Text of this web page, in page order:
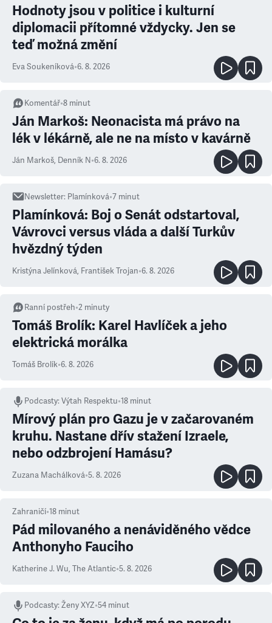
Hodnoty jsou v politice i kulturní
diplomacii přítomné vždycky. Jen se
teď možná změní
Eva Soukeníková•6. 8. 2026
Komentář•8 minut
Ján Markoš: Neonacista má právo na
lék v lékárně, ale ne na místo v kavárně
Ján Markoš, Denník N•6. 8. 2026
Newsletter: Plamínková•7 minut
Plamínková: Boj o Senát odstartoval,
Vávrovci versus vláda a další Turkův
hvězdný týden
Kristýna Jelínková, František Trojan•6. 8. 2026
Ranní postřeh•2 minuty
Tomáš Brolík: Karel Havlíček a jeho
elektrická morálka
Tomáš Brolík•6. 8. 2026
Podcasty:Výtah Respektu•18 minut
Mírový plán pro Gazu je v začarovaném
kruhu. Nastane dřív stažení Izraele,
nebo odzbrojení Hamásu?
Zuzana Machálková•5. 8. 2026
Zahraničí•18 minut
Pád milovaného a nenáviděného vědce
Anthonyho Fauciho
Katherine J. Wu, The Atlantic•5. 8. 2026
Podcasty:Ženy XYZ•54 minut